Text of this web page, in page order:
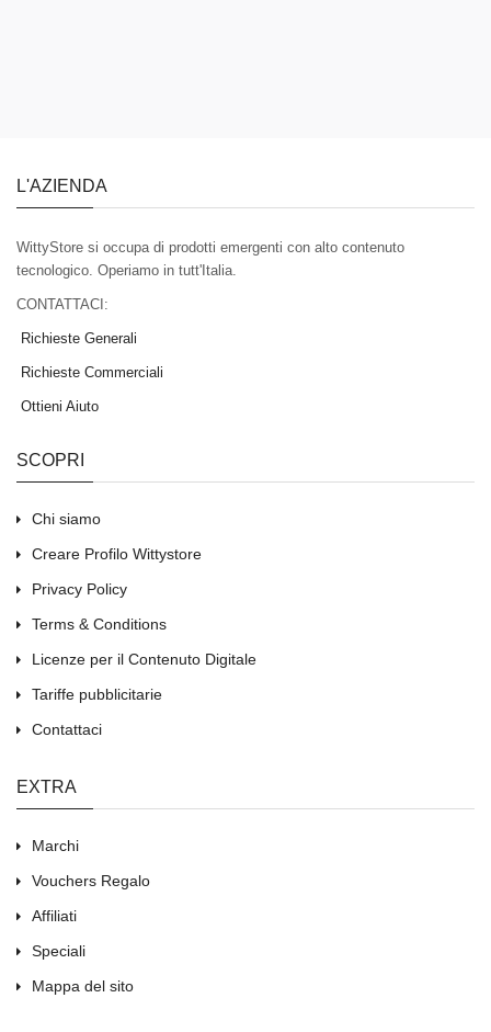
L'AZIENDA
WittyStore si occupa di prodotti emergenti con alto contenuto
tecnologico. Operiamo in tutt'Italia.
CONTATTACI:
Richieste Generali
Richieste Commerciali
Ottieni Aiuto
SCOPRI
Chi siamo
Creare Profilo Wittystore
Privacy Policy
Terms & Conditions
Licenze per il Contenuto Digitale
Tariffe pubblicitarie
Contattaci
EXTRA
Marchi
Vouchers Regalo
Affiliati
Speciali
Mappa del sito